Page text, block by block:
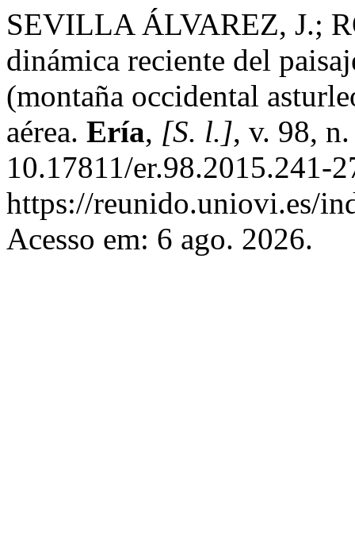
SEVILLA ÁLVAREZ, J.;
dinámica reciente del
(montaña occidental
aérea. Ería, [S. l.], v. 98,
10.17811/er.98.2015.241-
https://reunido.uniovi.es/
Acesso em: 6 ago. 2026.